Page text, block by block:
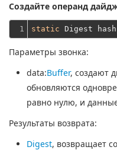
Создайте операнд
1 static
Параметры звонка:
data:Buffer, создают
обновляются
равно нулю, и
Результаты возврата:
Digest, возвращает